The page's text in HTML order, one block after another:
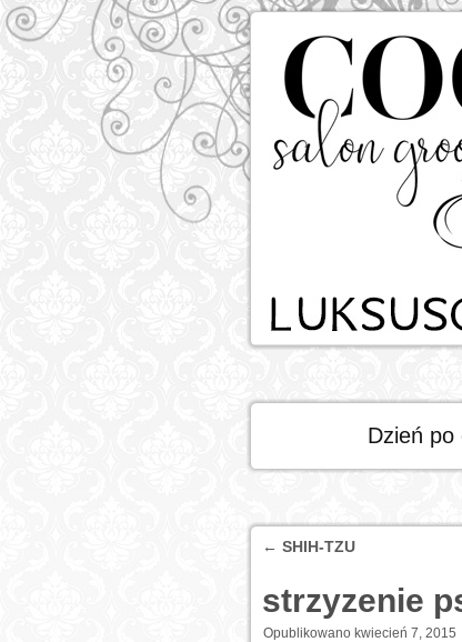
Dzień po
← SHIH-TZU
strzyzenie
Opublikowano kwiecień 7, 2015